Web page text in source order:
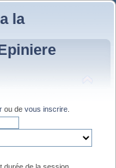
la
ou de vous inscrire